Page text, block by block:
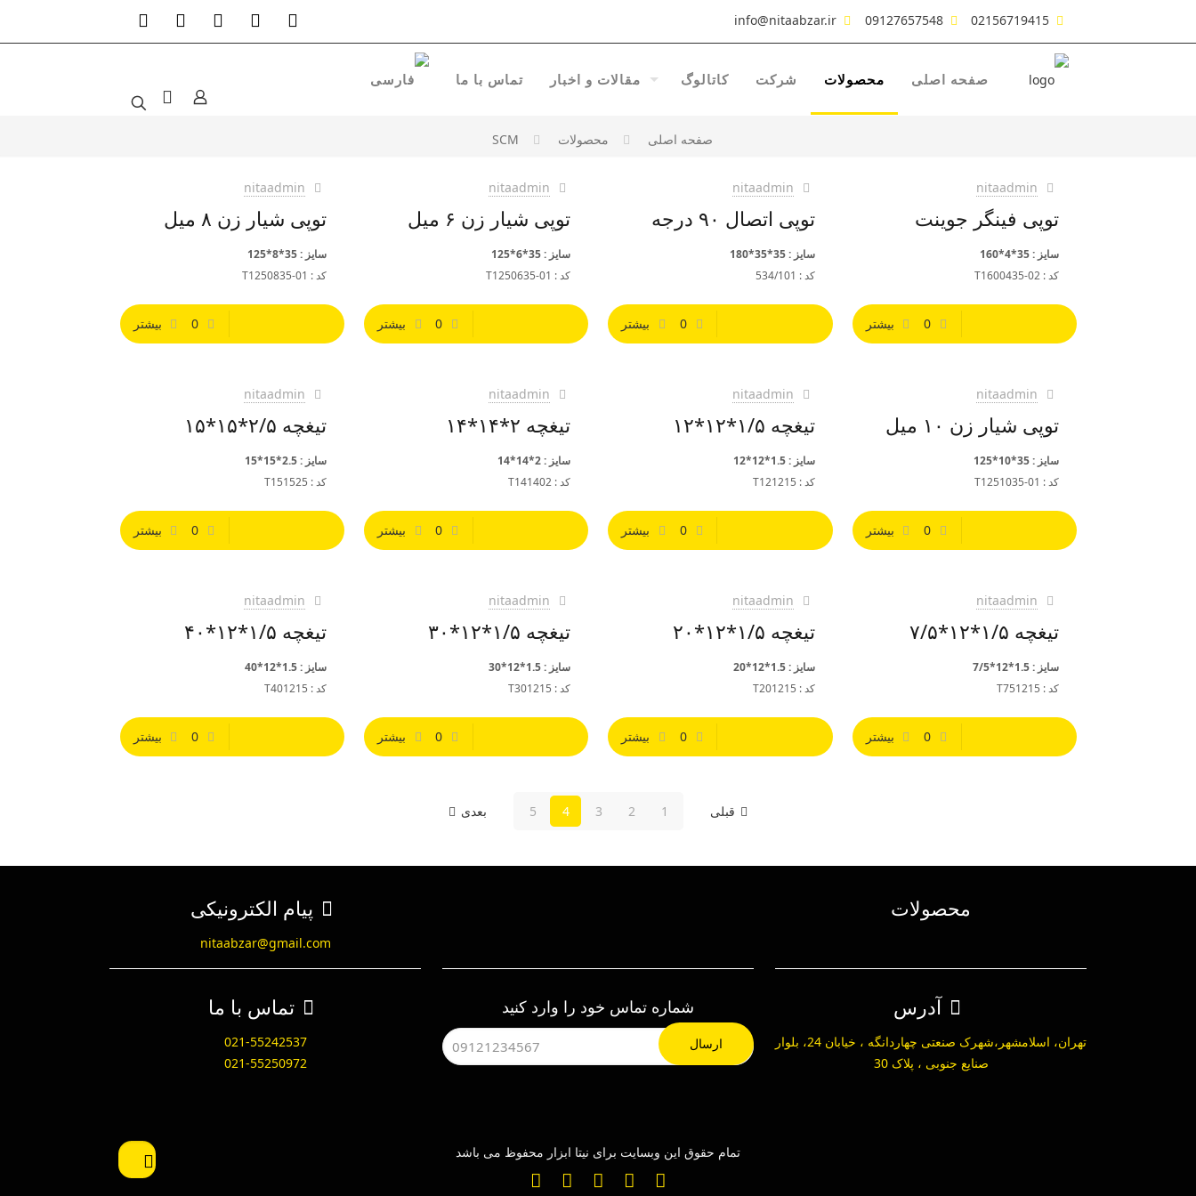
02156719415
09127657548
info@nitaabzar.ir
صفحه اصلی محصولات شرکت کاتالوگ مقالات و اخبار تماس با ما
صفحه اصلی محصولات SCM
nitaadmin
توپی فینگر جوینت
سایز : 35*4*160
کد : T1600435-02
0 بیشتر
nitaadmin
توپی اتصال ۹۰ درجه
سایز : 35*35*180
کد : 534/101
0 بیشتر
nitaadmin
توپی شیار زن ۶ میل
سایز : 35*6*125
کد : T1250635-01
0 بیشتر
nitaadmin
توپی شیار زن ۸ میل
سایز : 35*8*125
کد : T1250835-01
0 بیشتر
nitaadmin
توپی شیار زن ۱۰ میل
سایز : 35*10*125
کد : T1251035-01
0 بیشتر
nitaadmin
تیغچه ۱/۵*۱۲*۱۲
سایز : 1.5*12*12
کد : T121215
0 بیشتر
nitaadmin
تیغچه ۲*۱۴*۱۴
سایز : 2*14*14
کد : T141402
0 بیشتر
nitaadmin
تیغچه ۲/۵*۱۵*۱۵
سایز : 2.5*15*15
کد : T151525
0 بیشتر
nitaadmin
تیغچه ۱/۵*۱۲*۷/۵
سایز : 1.5*12*7/5
کد : T751215
0 بیشتر
nitaadmin
تیغچه ۱/۵*۱۲*۲۰
سایز : 1.5*12*20
کد : T201215
0 بیشتر
nitaadmin
تیغچه ۱/۵*۱۲*۳۰
سایز : 1.5*12*30
کد : T301215
0 بیشتر
nitaadmin
تیغچه ۱/۵*۱۲*۴۰
سایز : 1.5*12*40
کد : T401215
0 بیشتر
قبلی 1
2
3
4
5 بعدی
محصولات
آدرس
تهران، اسلامشهر،شهرک صنعتی چهاردانگه ، خیابان 24، بلوار
صنایع جنوبی ، پلاک 30
شماره تماس خود را وارد کنید
پیام الکترونیکی
nitaabzar@gmail.com
تماس با ما
021-55242537
021-55250972
تمام حقوق این وبسایت برای نیتا ابزار محفوظ می باشد